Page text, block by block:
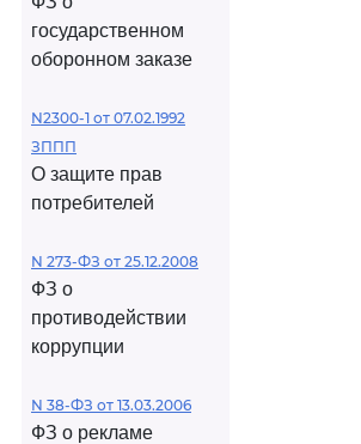
государственном
оборонном заказе
N2300-1 от 07.02.1992
ЗППП
О защите прав
потребителей
N 273-ФЗ от 25.12.2008
ФЗ о
противодействии
коррупции
N 38-ФЗ от 13.03.2006
ФЗ о рекламе